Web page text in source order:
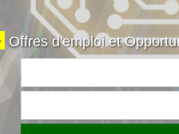
Offres d'emploi et